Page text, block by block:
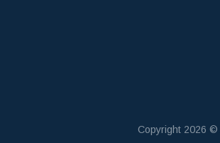
Copyright 2026 ©